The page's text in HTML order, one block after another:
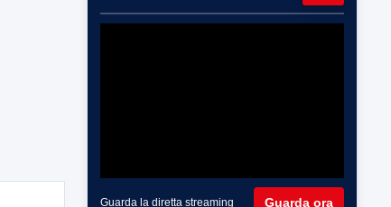
Guarda la diretta streaming Guarda ora